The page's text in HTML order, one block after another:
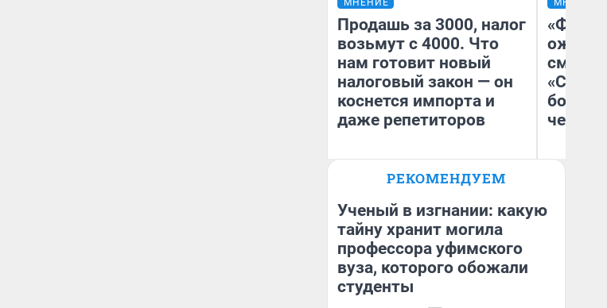
МНЕНИЕ
Продашь за 3000, налог
возьмут с 4000. Что
нам готовит новый
налоговый закон — он
коснется импорта и
даже репетиторов
Анастасия Завгородняя
МНЕНИЕ
РЕКОМЕНДУЕМ
Ученый в изгнании: какую
тайну хранит могила
профессора уфимского
вуза, которого обожали
студенты